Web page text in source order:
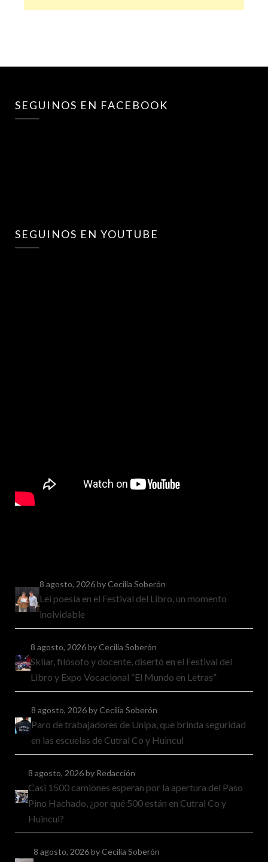
SEGUINOS EN FACEBOOK
SEGUINOS EN YOUTUBE
8 agosto, 2026by Cecilia Soberón
Leí poesía en el Festival del Libro, un momento
inolvidable
8 agosto, 2026by Cecilia Soberón
Skliar, filósofo y docente, disertó en el Festival del
Libro y Expo Vocacional “El Mundo en Letras”
8 agosto, 2026by Cecilia Soberón
Paro de trabajadores de Unipa, que brinda seguridad
en las escuelas de Cutral Co y Huincul
8 agosto, 2026by Redacción
Casi 1500 camiones esperan por la apertura del Paso
Pino Hachado, ¿por qué 500 están en Cutral Co y
Huincul?
8 agosto, 2026by Cecilia Soberón